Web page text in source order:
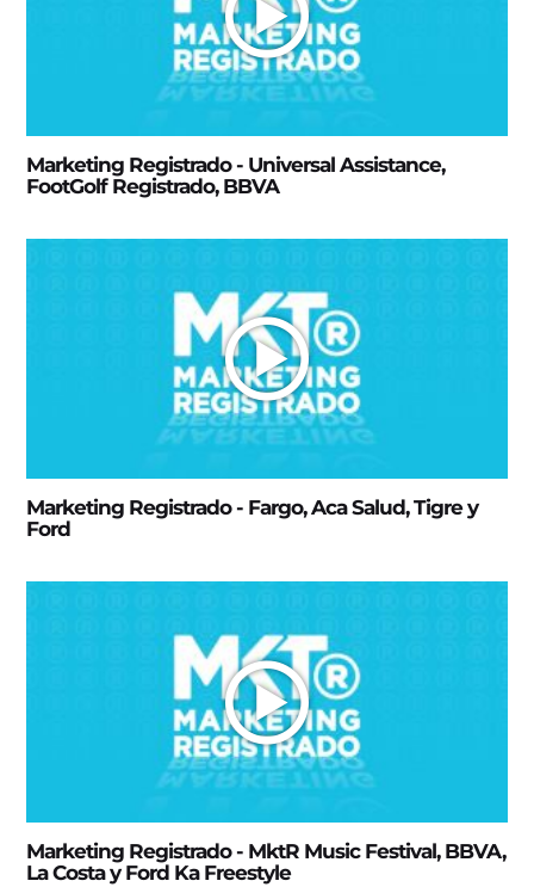
Marketing Registrado - Universal Assistance,
FootGolf Registrado, BBVA
Marketing Registrado - Fargo, Aca Salud, Tigre y
Ford
Marketing Registrado - MktR Music Festival, BBVA,
La Costa y Ford Ka Freestyle